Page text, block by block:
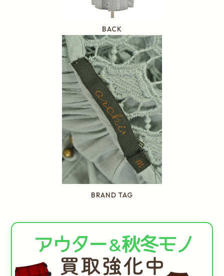
BACK
BRAND TAG